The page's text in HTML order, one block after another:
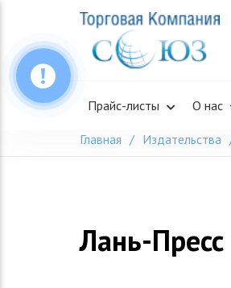
content
Прайс-листы О нас
Главная Издательства
Лань-Пресс